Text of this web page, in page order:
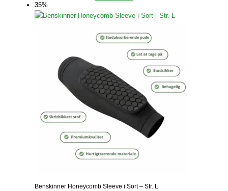
35%
Benskinner Honeycomb Sleeve i Sort – Str. L